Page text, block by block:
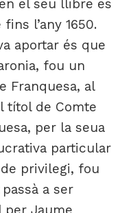
el seu llibre es
l’any 1650.
aportar és que
fou un
Franquesa, al
títol de Comte
per la seua
particular
privilegi, fou
a ser